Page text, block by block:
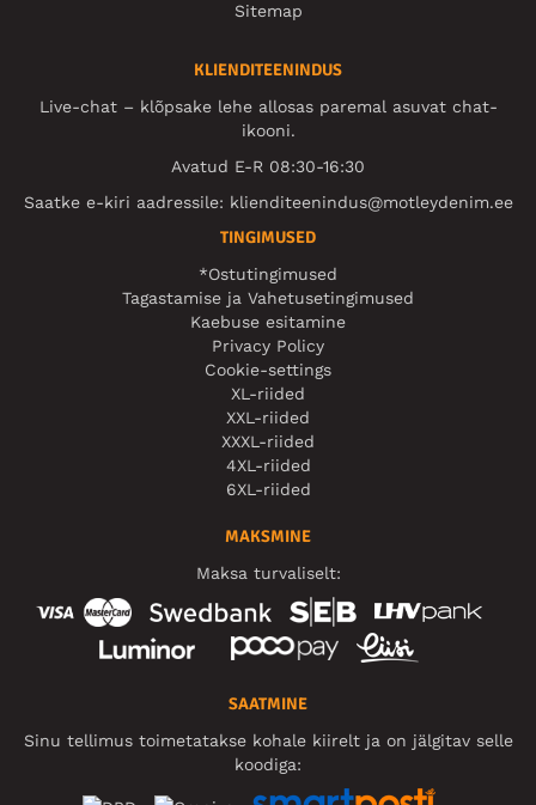
Sitemap
KLIENDITEENINDUS
Live-chat – klõpsake lehe allosas paremal asuvat chat-
ikooni.
Avatud E-R 08:30-16:30
Saatke e-kiri aadressile: klienditeenindus@motleydenim.ee
TINGIMUSED
*Ostutingimused
Tagastamise ja Vahetusetingimused
Kaebuse esitamine
Privacy Policy
Cookie-settings
XL-riided
XXL-riided
XXXL-riided
4XL-riided
6XL-riided
MAKSMINE
Maksa turvaliselt:
SAATMINE
Sinu tellimus toimetatakse kohale kiirelt ja on jälgitav selle
koodiga: